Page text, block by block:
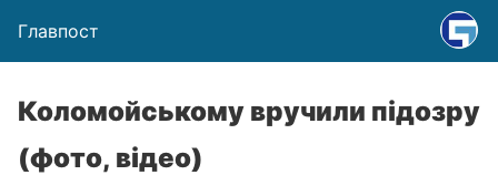
Главпост
Коломойському вручили підозру
(фото, відео)